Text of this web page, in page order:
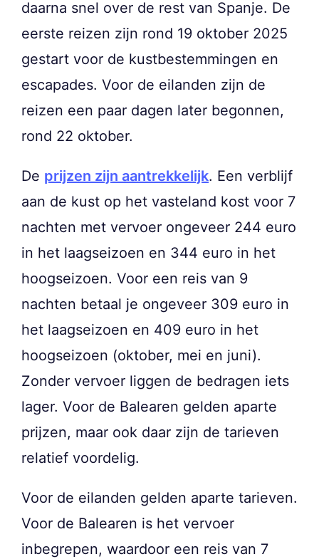
daarna snel over de rest van Spanje. De
eerste reizen zijn rond 19 oktober 2025
gestart voor de kustbestemmingen en
escapades. Voor de eilanden zijn de
reizen een paar dagen later begonnen,
rond 22 oktober.
De prijzen zijn aantrekkelijk. Een verblijf
aan de kust op het vasteland kost voor 7
nachten met vervoer ongeveer 244 euro
in het laagseizoen en 344 euro in het
hoogseizoen. Voor een reis van 9
nachten betaal je ongeveer 309 euro in
het laagseizoen en 409 euro in het
hoogseizoen (oktober, mei en juni).
Zonder vervoer liggen de bedragen iets
lager. Voor de Balearen gelden aparte
prijzen, maar ook daar zijn de tarieven
relatief voordelig.
Voor de eilanden gelden aparte tarieven.
Voor de Balearen is het vervoer
inbegrepen, waardoor een reis van 7